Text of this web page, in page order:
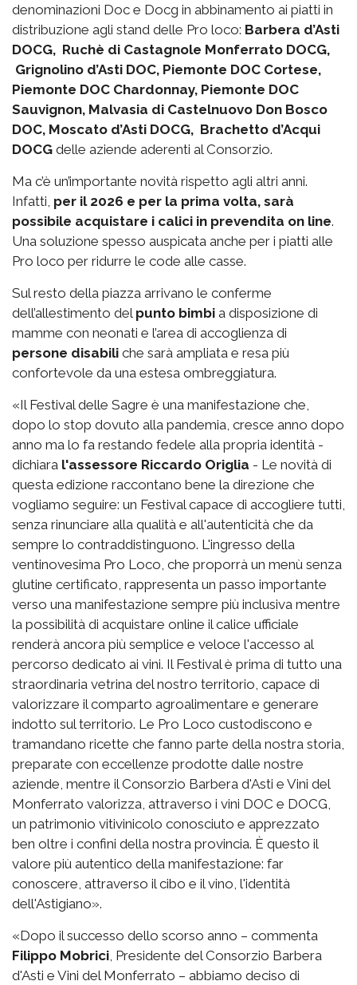
denominazioni Doc e Docg in abbinamento ai piatti in
distribuzione agli stand delle Pro loco: Barbera d’Asti
DOCG, Ruchè di Castagnole Monferrato DOCG,
Grignolino d’Asti DOC, Piemonte DOC Cortese,
Piemonte DOC Chardonnay, Piemonte DOC
Sauvignon, Malvasia di Castelnuovo Don Bosco
DOC, Moscato d’Asti DOCG, Brachetto d’Acqui
DOCG delle aziende aderenti al Consorzio.
Ma c’è un’importante novità rispetto agli altri anni.
Infatti, per il 2026 e per la prima volta, sarà
possibile acquistare i calici in prevendita on line.
Una soluzione spesso auspicata anche per i piatti alle
Pro loco per ridurre le code alle casse.
Sul resto della piazza arrivano le conferme
dell’allestimento del punto bimbi a disposizione di
mamme con neonati e l’area di accoglienza di
persone disabili che sarà ampliata e resa più
confortevole da una estesa ombreggiatura.
«Il Festival delle Sagre è una manifestazione che,
dopo lo stop dovuto alla pandemia, cresce anno dopo
anno ma lo fa restando fedele alla propria identità -
dichiara l'assessore Riccardo Origlia - Le novità di
questa edizione raccontano bene la direzione che
vogliamo seguire: un Festival capace di accogliere tutti,
senza rinunciare alla qualità e all'autenticità che da
sempre lo contraddistinguono. L'ingresso della
ventinovesima Pro Loco, che proporrà un menù senza
glutine certificato, rappresenta un passo importante
verso una manifestazione sempre più inclusiva mentre
la possibilità di acquistare online il calice ufficiale
renderà ancora più semplice e veloce l'accesso al
percorso dedicato ai vini. Il Festival è prima di tutto una
straordinaria vetrina del nostro territorio, capace di
valorizzare il comparto agroalimentare e generare
indotto sul territorio. Le Pro Loco custodiscono e
tramandano ricette che fanno parte della nostra storia,
preparate con eccellenze prodotte dalle nostre
aziende, mentre il Consorzio Barbera d'Asti e Vini del
Monferrato valorizza, attraverso i vini DOC e DOCG,
un patrimonio vitivinicolo conosciuto e apprezzato
ben oltre i confini della nostra provincia. È questo il
valore più autentico della manifestazione: far
conoscere, attraverso il cibo e il vino, l'identità
dell'Astigiano».
«Dopo il successo dello scorso anno – commenta
Filippo Mobrici, Presidente del Consorzio Barbera
d'Asti e Vini del Monferrato – abbiamo deciso di